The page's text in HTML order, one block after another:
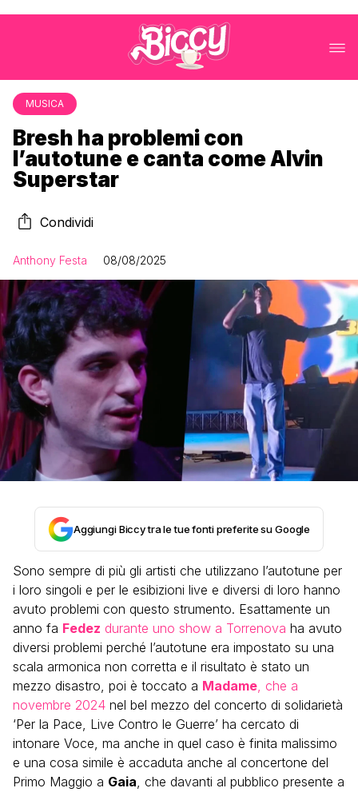
MUSICA
Bresh ha problemi con
l’autotune e canta come Alvin
Superstar
Condividi
Anthony Festa 08/08/2025
Aggiungi Biccy tra le tue fonti preferite su Google
Sono sempre di più gli artisti che utilizzano l’autotune per
i loro singoli e per le esibizioni live e diversi di loro hanno
avuto problemi con questo strumento. Esattamente un
anno fa Fedez durante uno show a Torrenova ha avuto
diversi problemi perché l’autotune era impostato su una
scala armonica non corretta e il risultato è stato un
mezzo disastro, poi è toccato a Madame, che a
novembre 2024 nel bel mezzo del concerto di solidarietà
‘Per la Pace, Live Contro le Guerre’ ha cercato di
intonare Voce, ma anche in quel caso è finita malissimo
e una cosa simile è accaduta anche al concertone del
Primo Maggio a Gaia, che davanti al pubblico presente a